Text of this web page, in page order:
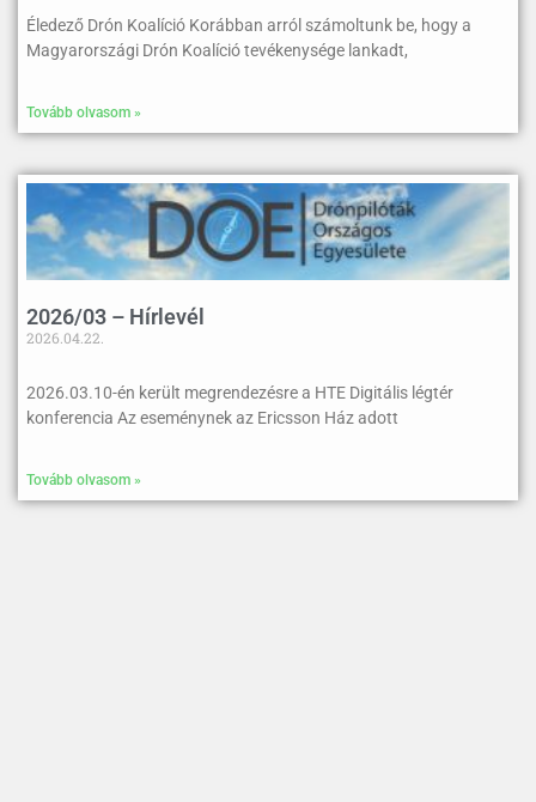
Éledező Drón Koalíció Korábban arról számoltunk be, hogy a
Magyarországi Drón Koalíció tevékenysége lankadt,
Tovább olvasom »
2026/03 – Hírlevél
2026.04.22.
2026.03.10-én került megrendezésre a HTE Digitális légtér
konferencia Az eseménynek az Ericsson Ház adott
Tovább olvasom »